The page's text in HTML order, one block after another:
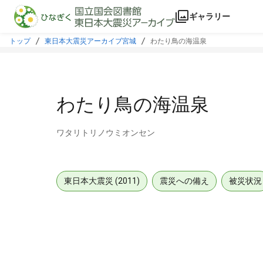
本文に飛ぶ
ギャラリー
トップ 東日本大震災アーカイブ宮城 わたり鳥の海温泉
わたり鳥の海温泉
ワタリトリノウミオンセン
東日本大震災 (2011) 震災への備え 被災状況